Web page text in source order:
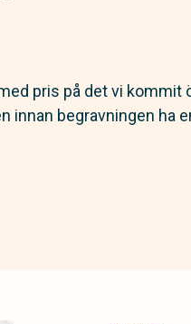
pris på det vi kommit
innan begravningen ha